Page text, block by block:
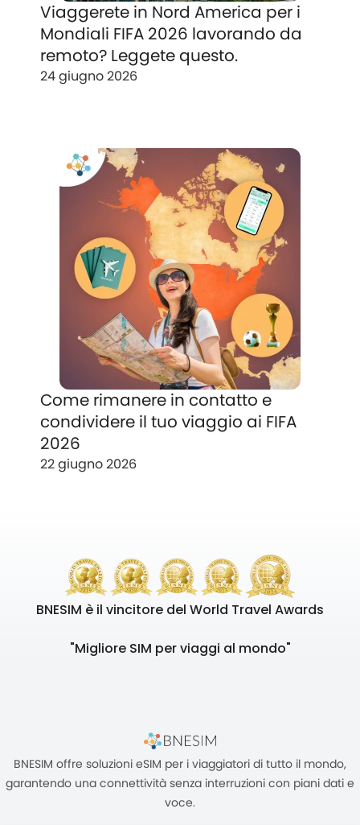
Viaggerete in Nord America per i
Mondiali FIFA 2026 lavorando da
remoto? Leggete questo.
24 giugno 2026
Come rimanere in contatto e
condividere il tuo viaggio ai FIFA
2026
22 giugno 2026
BNESIM è il vincitore del World Travel Awards
"Migliore SIM per viaggi al mondo"
BNESIM offre soluzioni eSIM per i viaggiatori di tutto il mondo,
garantendo una connettività senza interruzioni con piani dati e
voce.